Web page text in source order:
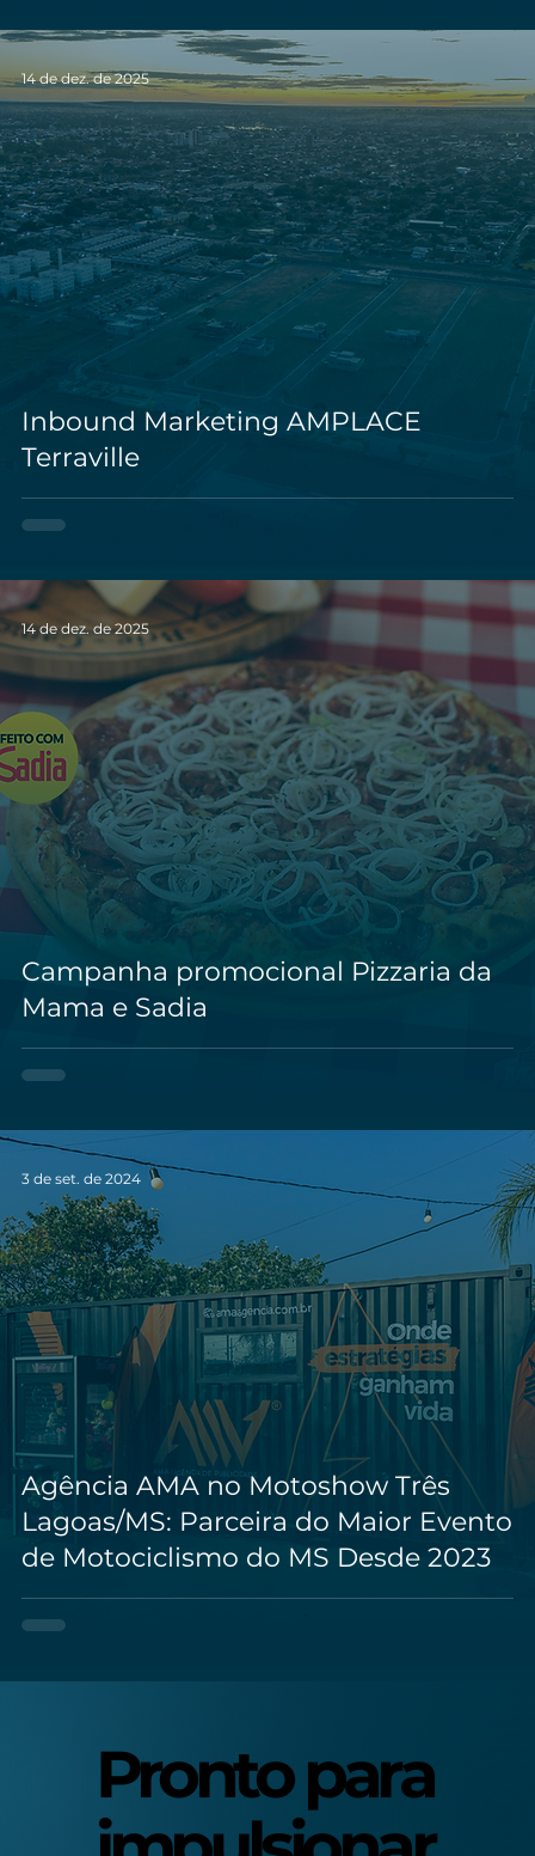
Inbound Marketing AMPLACE
Terraville
14 de dez. de 2025
Campanha promocional Pizzaria da
Mama e Sadia
14 de dez. de 2025
Agência AMA no Motoshow Três
Lagoas/MS: Parceira do Maior Evento
de Motociclismo do MS Desde 2023
3 de set. de 2024
Pronto para
Pronto para